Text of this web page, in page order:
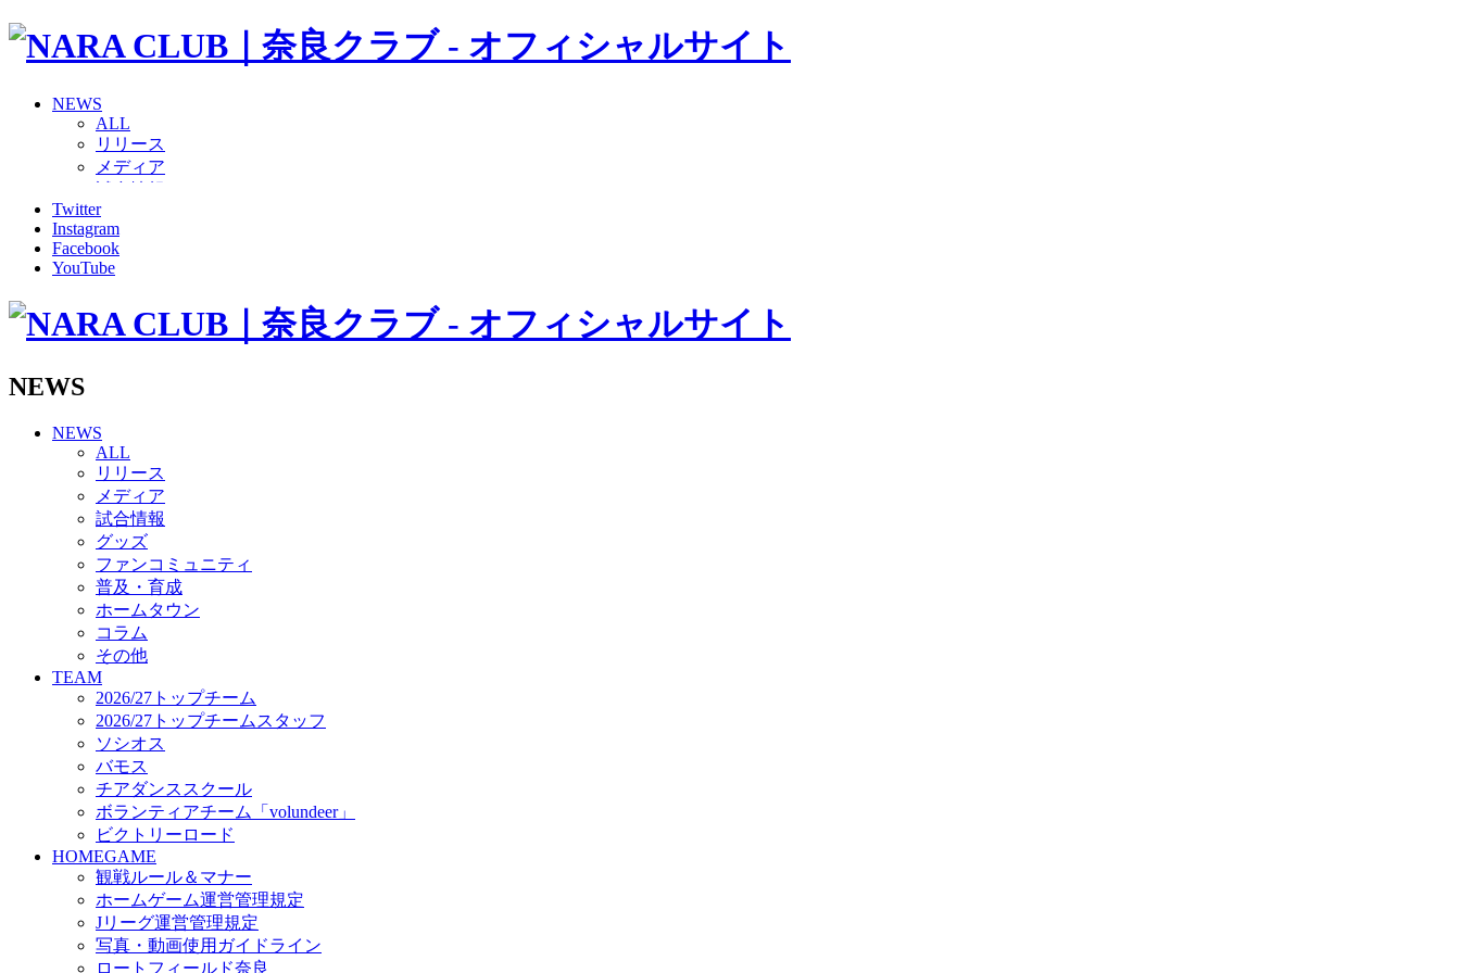
NEWS
ALL
リリース
メディア
グッズ
ファンコミュニティ
普及・育成
ホームタウン
その他
バモス
チアダンススクール
ボランティアチーム「volundeer」
ビクトリーロード
HOMEGAME
観戦ルール＆マナー
ホームゲーム運営管理規定
Jリーグ運営管理規定
写真・動画使用ガイドライン
ロートフィールド奈良
SCHEDULE
2026/27
練習見学時のファンサービスについて
TICKET
奈良クラブ明治安田J3リーグ2026/27シーズン試合観戦チケット
奈良クラブ明治安田Ｊ3リーグ 2026/27シーズン「鹿パス」
観戦ルール＆マナー
FANCOMMUNITY
2026/27ファンコミュニティ
サポートショップ
GOODS
オフィシャルストア（実店舗）
オンラインストア
ACADEMY
アカデミーについて
Twitter
Instagram
Facebook
YouTube
NEWS
NEWS
ALL
リリース
メディア
試合情報
グッズ
ファンコミュニティ
普及・育成
ホームタウン
コラム
その他
TEAM
2026/27トップチーム
2026/27トップチームスタッフ
ソシオス
バモス
チアダンススクール
ボランティアチーム「volundeer」
ビクトリーロード
HOMEGAME
観戦ルール＆マナー
ホームゲーム運営管理規定
Jリーグ運営管理規定
写真・動画使用ガイドライン
ロートフィールド奈良